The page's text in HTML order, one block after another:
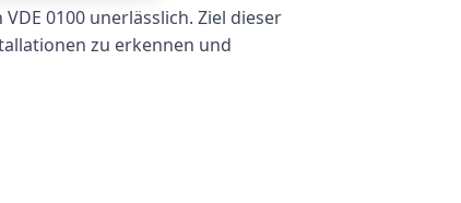
0100 unerlässlich. Ziel dieser
zu erkennen und